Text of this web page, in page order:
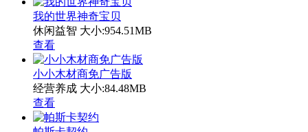
我的世界神奇宝贝
休闲益智 大小:954.51MB
查看
小小木材商免广告版
经营养成 大小:84.48MB
查看